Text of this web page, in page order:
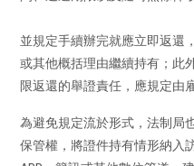
並規定手續辦完就應立即返還
或其他概括理由繼續持有；此
限返還的舉證責任，應規定由
為避免規定流於形式，法制局
保管權，將證件持有情形納入